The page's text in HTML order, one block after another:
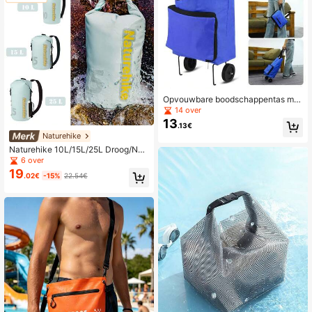
Naturehike
Naturehike 10L/15L/25L Droog/Nat
Scheidingsrugzak Waterdichte Tas,
Roll-Top Ontwerp, IPX6 Waterdicht
6 over
19.02€ -15% 22.54€
Opvouwbare boodschappentas met
wielen, draagbare supermarkt bood
schappenkar/trolley
14 over
13.13€